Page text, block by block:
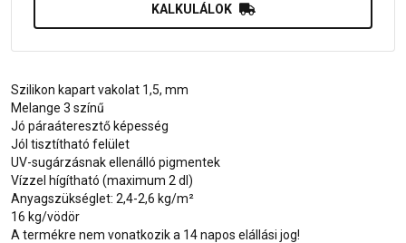
KALKULÁLOK
Szilikon kapart vakolat 1,5, mm
Melange 3 színű
Jó páraáteresztő képesség
Jól tisztítható felület
UV-sugárzásnak ellenálló pigmentek
Vízzel hígítható (maximum 2 dl)
Anyagszükséglet: 2,4-2,6 kg/m²
16 kg/vödör
A termékre nem vonatkozik a 14 napos elállási jog!